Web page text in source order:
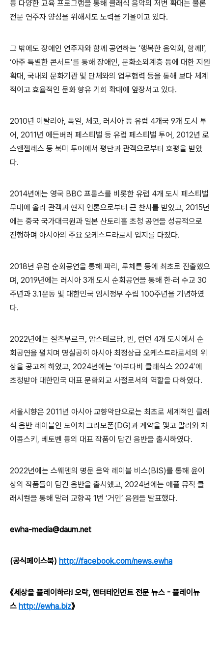
등 다양한 교육 프로그램을 통해 클래식 음악의 저변 확대는 물론
전문 연주자 양성을 위해서도 노력을 기울이고 있다.
그 밖에도 장애인 연주자와 함께 공연하는 ‘행복한 음악회 , 함께 !’,
‘아주 특별한 콘서트’를 통해 장애인, 문화소외계층 등에 대한 지원
확대, 국내외 문화기관 및 단체와의 업무협력 등을 통해 보다 체계
적이고 효율적인 문화 향유 기회 확대에 앞장서고 있다.
2010년 이탈리아, 독일, 체코, 러시아 등 유럽 4개국 9개 도시 투
어, 2011년 에든버러 페스티벌 등 유럽 페스티벌 투어, 2012년 로
스앤젤레스 등 북미 투어에서 평단과 관객으로부터 호평을 받았
다.
2014년에는 영국 BBC 프롬스를 비롯한 유럽 4개 도시 페스티벌
무대에 올라 관객과 현지 언론으로부터 큰 찬사를 받았고, 2015년
에는 중국 국가대극원과 일본 산토리홀 초청 공연을 성공적으로
진행하며 아시아의 주요 오케스트라로서 입지를 다졌다.
2018년 유럽 순회공연을 통해 파리 , 루체른 등에 최초로 진출했으
며, 2019년에는 러시아 3개 도시 순회공연을 통해 한·러 수교 30
주년과 3.1운동 및 대한민국 임시정부 수립 100주년을 기념하였
다.
2022년에는 잘츠부르크, 암스테르담, 빈, 런던 4개 도시에서 순
회공연을 펼치며 명실공히 아시아 최정상급 오케스트라로서의 위
상을 공고히 하였고, 2024년에는 ‘아부다비 클래식스 2024’에
초청받아 대한민국 대표 문화외교 사절로서의 역할을 다하였다.
서울시향은 2011년 아시아 교향악단으로는 최초로 세계적인 클래
식 음반 레이블인 도이치 그라모폰(DG)과 계약을 맺고 말러와 차
이콥스키 , 베토벤 등의 대표 작품이 담긴 음반을 출시하였다.
2022년에는 스웨덴의 명문 음악 레이블 비스(BIS)를 통해 윤이
상의 작품들이 담긴 음반을 출시했고, 2024년에는 애플 뮤직 클
래시컬을 통해 말러 교향곡 1번 ‘거인’ 음원을 발표했다.
ewha-media@daum.net
(공식페이스북) http://facebook.com/news.ewha
《세상을 플레이하라! 오락, 엔터테인먼트 전문 뉴스 - 플레이뉴
스 http://ewha.biz》